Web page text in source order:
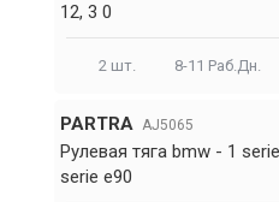
12, 3 0
2 шт. 8-11 Раб.Дн.
PARTRA AJ5065
Рулевая тяга bmw - 1
serie e90